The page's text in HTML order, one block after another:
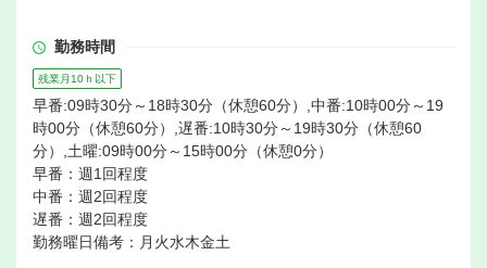
勤務時間
残業月10ｈ以下
早番:09時30分～18時30分（休憩60分）,中番:10時00分～19
時00分（休憩60分）,遅番:10時30分～19時30分（休憩60
分）,土曜:09時00分～15時00分（休憩0分）
早番：週1回程度
中番：週2回程度
遅番：週2回程度
勤務曜日備考：月火水木金土